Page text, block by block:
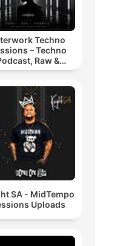
Techno
– Techno
Raw &
Techno
SA - MidTempo
Uploads